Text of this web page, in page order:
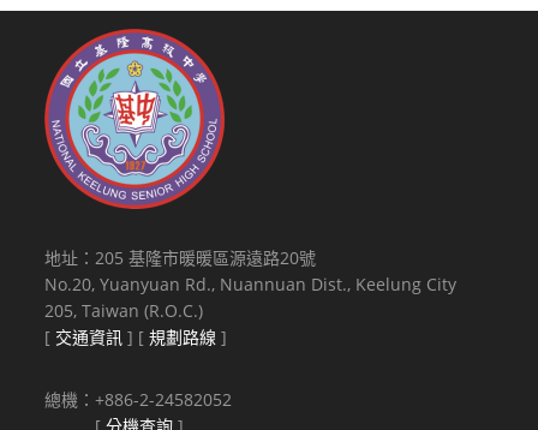
地址：205 基隆市暖暖區源遠路20號
No.20, Yuanyuan Rd., Nuannuan Dist., Keelung City
205, Taiwan (R.O.C.)
[ 交通資訊 ] [規劃路線 ]
總機：+886-2-24582052